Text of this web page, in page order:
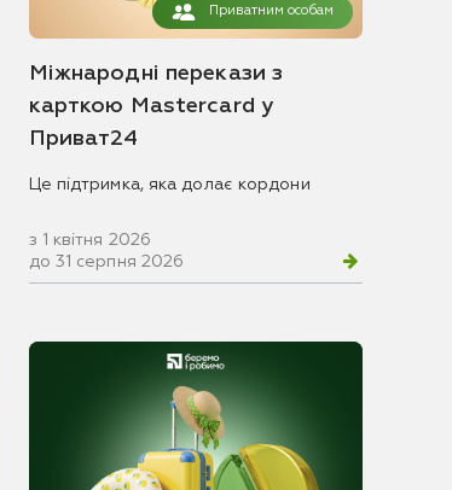
Приватним особам
Міжнародні перекази з
карткою Mastercard у
Приват24
Це підтримка, яка долає кордони
з 1 квітня 2026
до 31 серпня 2026